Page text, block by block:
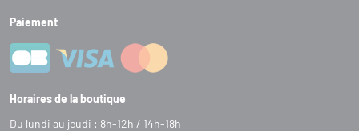
Paiement
Horaires de la boutique
Du lundi au jeudi : 8h-12h / 14h-18h